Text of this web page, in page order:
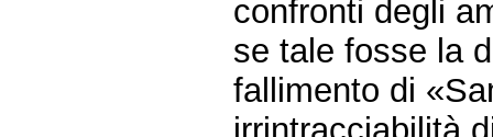
confronti degli
se tale fosse la
fallimento di